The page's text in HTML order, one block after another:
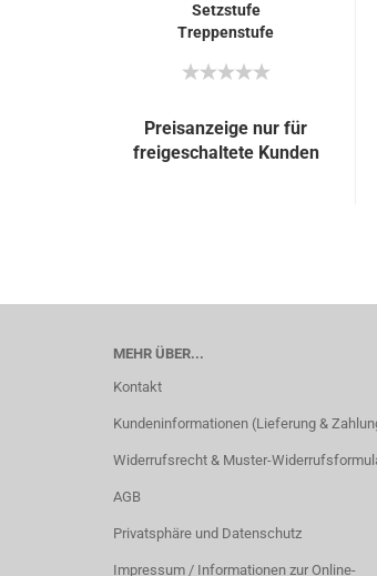
Setzstufe
Treppenstufe
Preisanzeige nur für
freigeschaltete Kunden
MEHR ÜBER...
Kontakt
Kundeninformationen (Lieferung &
Widerrufsrecht & Muster-
AGB
Privatsphäre und Datenschutz
Impressum / Informationen zur Online-